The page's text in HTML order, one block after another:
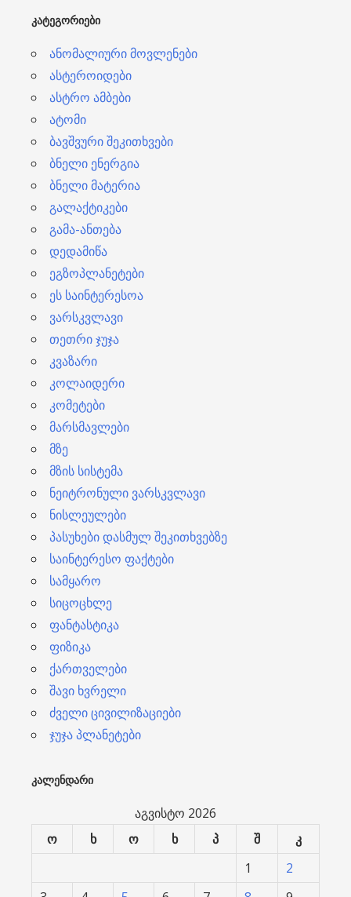
ᲙᲐᲢᲔᲒᲝᲠᲘᲔᲑᲘ
ანომალიური მოვლენები
ასტეროიდები
ასტრო ამბები
ატომი
ბავშვური შეკითხვები
ბნელი ენერგია
ბნელი მატერია
გალაქტიკები
გამა-ანთება
დედამიწა
ეგზოპლანეტები
ეს საინტერესოა
ვარსკვლავი
თეთრი ჯუჯა
კვაზარი
კოლაიდერი
კომეტები
მარსმავლები
მზე
მზის სისტემა
ნეიტრონული ვარსკვლავი
ნისლეულები
პასუხები დასმულ შეკითხვებზე
საინტერესო ფაქტები
სამყარო
სიცოცხლე
ფანტასტიკა
ფიზიკა
ქართველები
შავი ხვრელი
ძველი ცივილიზაციები
ჯუჯა პლანეტები
ᲙᲐᲚᲔᲜᲓᲐᲠᲘ
აგვისტო 2026
ო
ხ ო ხ პ შ
კ
1
2